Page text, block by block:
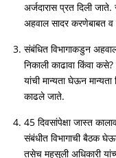
अर्जदारास प्रत दिली
अहवाल सादर करणेबाबत
संबंधित विभागाकडुन
निकाली काढावा किंवा
यांची मान्यता घेऊन
काढले जाते.
45 दिवसांपेक्षा जास्त
संबंधीत विभागाची बैठक
तसेच महसुली अधिकारी